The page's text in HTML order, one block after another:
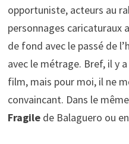
opportuniste, acteurs au
personnages caricaturaux
de fond avec le passé de
avec le métrage. Bref, il y
film, mais pour moi, il ne
convaincant. Dans le
Fragilede Balaguero ou